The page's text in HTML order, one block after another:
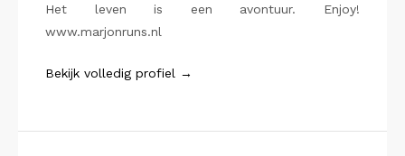
Het leven is een avontuur. Enjoy!
www.marjonruns.nl
Bekijk volledig profiel →